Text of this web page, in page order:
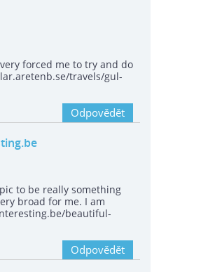
forced me to try and do
travels/gul-
Odpovědět
to be really something
broad for me. I am
beautiful-
Odpovědět